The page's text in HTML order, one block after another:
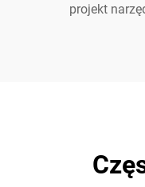
projekt